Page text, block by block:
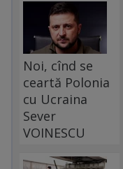
Noi, cînd se
ceartă Polonia
cu Ucraina
Sever
VOINESCU